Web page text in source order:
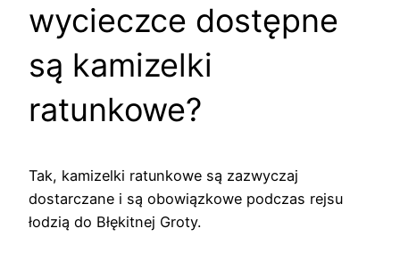
wycieczce dostępne
są kamizelki
ratunkowe?
Tak, kamizelki ratunkowe są zazwyczaj
dostarczane i są obowiązkowe podczas rejsu
łodzią do Błękitnej Groty.